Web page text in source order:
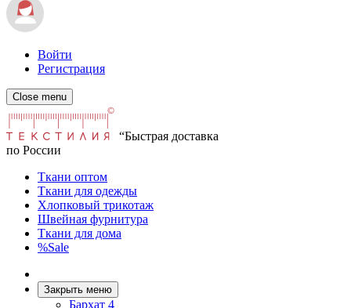
Войти
Регистрация
Close menu
“Быстрая доставка
по России
Ткани оптом
Ткани для одежды
Хлопковый трикотаж
Швейная фурнитура
Ткани для дома
%Sale
Закрыть меню
Бархат 4